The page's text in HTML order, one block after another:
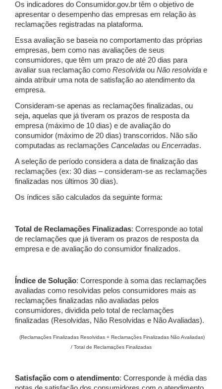
Os indicadores do Consumidor.gov.br têm o objetivo de
apresentar o desempenho das empresas em relação às
reclamações registradas na plataforma.
Essa avaliação se baseia no comportamento das próprias
empresas, bem como nas avaliações de seus
consumidores, que têm um prazo de até 20 dias para
avaliar sua reclamação como Resolvida ou Não resolvida e
ainda atribuir uma nota de satisfação ao atendimento da
empresa.
Consideram-se apenas as reclamações finalizadas, ou
seja, aquelas que já tiveram os prazos de resposta da
empresa (máximo de 10 dias) e de avaliação do
consumidor (máximo de 20 dias) transcorridos. Não são
computadas as reclamações Canceladas ou Encerradas.
A seleção de período considera a data de finalização das
reclamações (ex: 30 dias – consideram-se as reclamações
finalizadas nos últimos 30 dias).
Os índices são calculados da seguinte forma:
Total de Reclamações Finalizadas: Corresponde ao total
de reclamações que já tiveram os prazos de resposta da
empresa e de avaliação do consumidor finalizados.
Índice de Solução: Corresponde à soma das reclamações
avaliadas como resolvidas pelos consumidores mais as
reclamações finalizadas não avaliadas pelos
consumidores, dividida pelo total de reclamações
finalizadas (Resolvidas, Não Resolvidas e Não Avaliadas).
(Reclamações Finalizadas Resolvidas + Reclamações Finalizadas Não Avaliadas)
/ Total de Reclamações Finalizadas
Satisfação com o atendimento: Corresponde à média das